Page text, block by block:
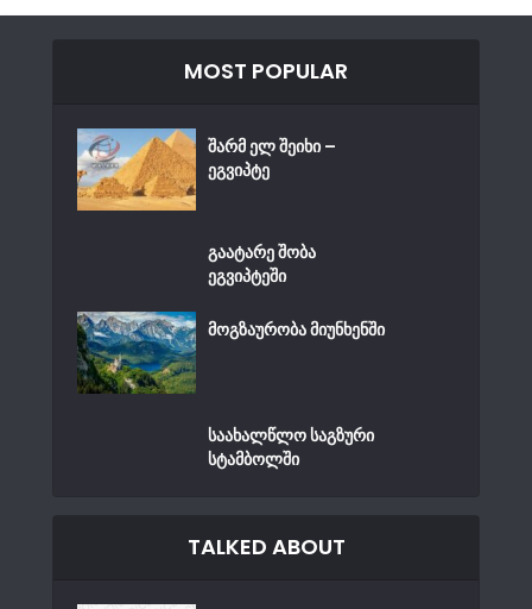
MOST POPULAR
შარმ ელ შეიხი –
ეგვიპტე
გაატარე შობა
ეგვიპტეში
მოგზაურობა მიუნხენში
საახალწლო საგზური
სტამბოლში
TALKED ABOUT